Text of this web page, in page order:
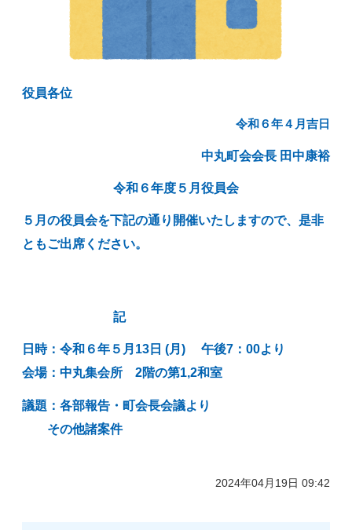
役員各位
令和６年４月吉日
中丸町会会長 田中康裕
令和６年度５月役員会
５月の役員会を下記の通り開催いたしますので、是非
ともご出席ください。
記
日時：令和６年５月13日 (月 ) 午後7：00より
会場：中丸集会所 2階の第1,2和室
議題：各部報告・町会長会議より
その他諸案件
2024年04月19日 09:42